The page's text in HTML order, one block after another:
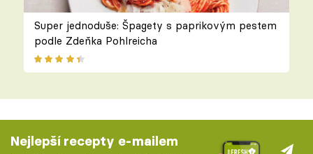
Super jednoduše: Špagety s paprikovým pestem
podle Zdeňka Pohlreicha
Nejlepší recepty e-mailem